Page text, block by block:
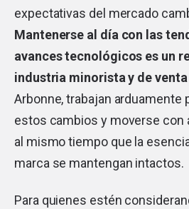
expectativas del mercado
Mantenerse al día con las
avances tecnológicos es un
industria minorista y de
Arbonne, trabajan arduamente
estos cambios y moverse con
al mismo tiempo que la
marca se mantengan intactos.
Para quienes estén